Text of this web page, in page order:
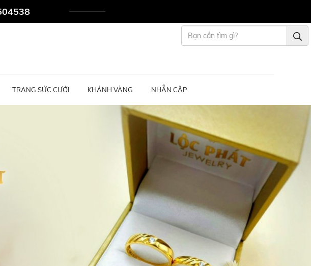
TRANG SỨC CƯỚI KHÁNH VÀNG NHẪN CẶP